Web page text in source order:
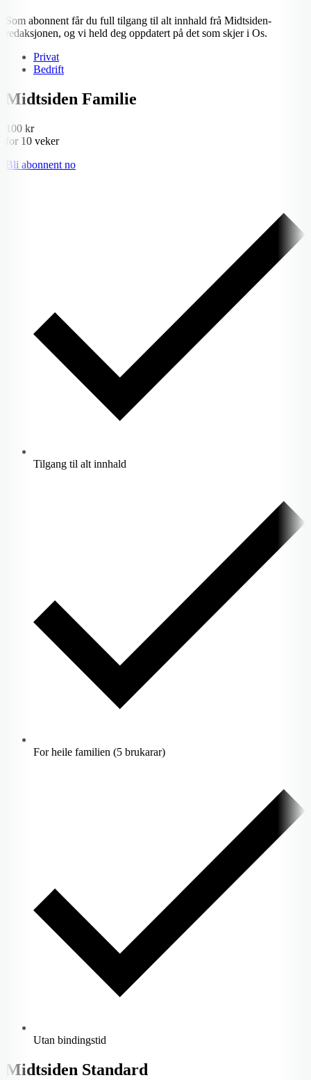
Som abonnent får du full tilgang til alt innhald frå Midtsiden-
redaksjonen, og vi held deg oppdatert på det som skjer i Os.
Privat
Bedrift
Midtsiden Familie
100 kr
for 10 veker
Bli abonnent no
Tilgang til alt innhald
For heile familien (5 brukarar)
Utan bindingstid
Midtsiden Standard